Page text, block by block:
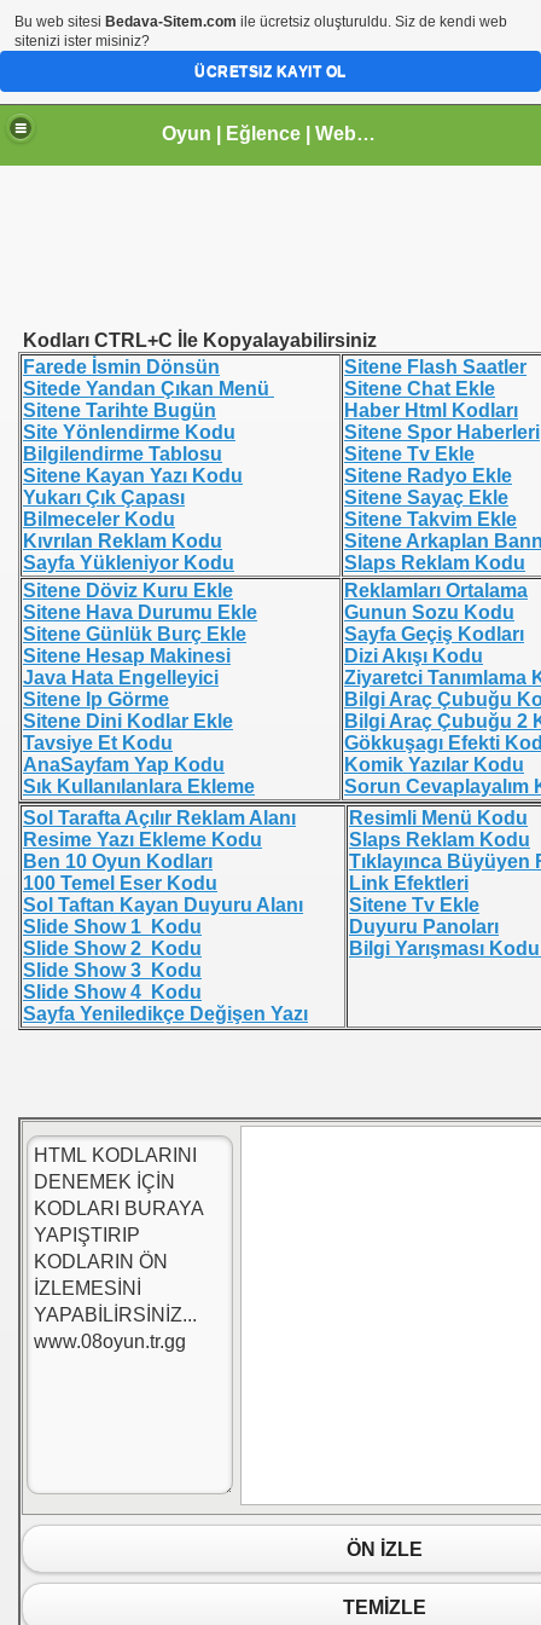
Oyun | Eğlence | Webmaster | tr.gg Paylaşım Sitesi | Arhavi |Kireçlik Köyü
Kodları CTRL+C İle Kopyalayabilirsiniz
Farede İsmin Dönsün
Sitede Yandan Çıkan Menü
Sitene Tarihte Bugün
Site Yönlendirme Kodu
Bilgilendirme Tablosu
Sitene Kayan Yazı Kodu
Yukarı Çık Çapası
Bilmeceler Kodu
Kıvrılan Reklam Kodu
Sayfa Yükleniyor Kodu
Sitene Flash Saatler
Sitene Chat Ekle
Haber Html Kodları
Sitene Spor Haberleri
Sitene Tv Ekle
Sitene Radyo Ekle
Sitene Sayaç Ekle
Sitene Takvim Ekle
Sitene Arkaplan
Slaps Reklam Kodu
Sitene Döviz Kuru Ekle
Sitene Hava Durumu Ekle
Sitene Günlük Burç Ekle
Sitene Hesap Makinesi
Java Hata Engelleyici
Sitene Ip Görme
Sitene Dini Kodlar Ekle
Tavsiye Et Kodu
AnaSayfam Yap Kodu
Sık Kullanılanlara Ekleme
Reklamları Ortalama
Gunun Sozu Kodu
Sayfa Geçiş Kodları
Dizi Akışı Kodu
Ziyaretci Tanımlama
Bilgi Araç Çubuğu
Bilgi Araç Çubuğu 2
Gökkuşagı Efekti
Komik Yazılar Kodu
Sorun Cevaplayalım
Sol Tarafta Açılır Reklam Alanı
Resime Yazı Ekleme Kodu
Ben 10 Oyun Kodları
100 Temel Eser Kodu
Sol Taftan Kayan Duyuru Alanı
Slide Show 1 Kodu
Slide Show 2 Kodu
Slide Show 3 Kodu
Slide Show 4 Kodu
Sayfa Yeniledikçe Değişen Yazı
Resimli Menü Kodu
Slaps Reklam Kodu
Tıklayınca Büyüyen
Link Efektleri
Sitene Tv Ekle
Duyuru Panoları
Bilgi Yarışması
ÖN İZLE
TEMİZLE
Bu web sitesi Bedava-Sitem.com ile ücretsiz oluşturuldu. Siz de kendi web
sitenizi ister misiniz?
ÜCRETSIZ KAYIT OL